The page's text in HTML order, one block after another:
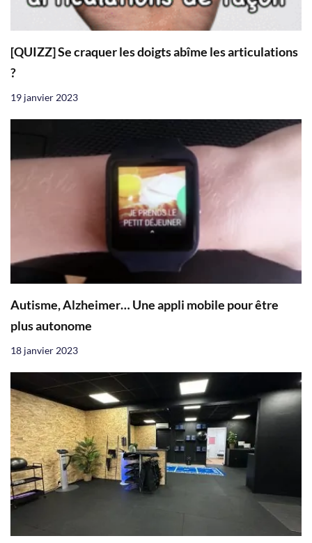
[QUIZZ] Se craquer les doigts abîme les articulations
?
19 janvier 2023
Autisme, Alzheimer… Une appli mobile pour être
plus autonome
18 janvier 2023